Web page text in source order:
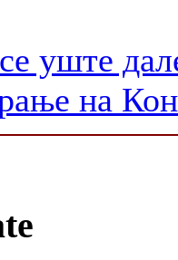
уште
на